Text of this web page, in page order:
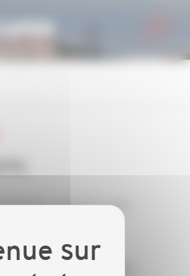
réservé à nos
de la CAPEB -